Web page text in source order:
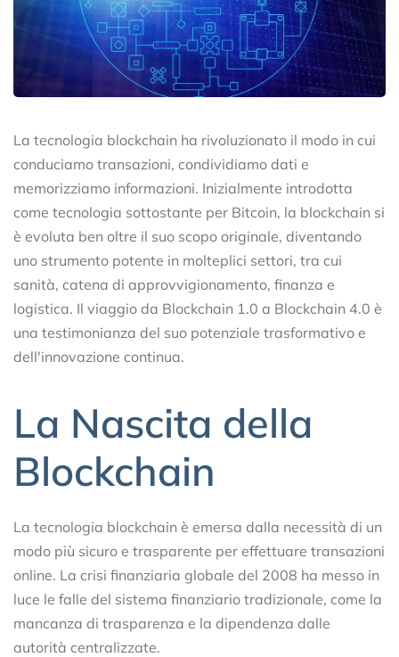
La tecnologia blockchain ha rivoluzionato il modo in cui
conduciamo transazioni, condividiamo dati e
memorizziamo informazioni. Inizialmente introdotta
come tecnologia sottostante per Bitcoin, la blockchain si
è evoluta ben oltre il suo scopo originale, diventando
uno strumento potente in molteplici settori, tra cui
sanità, catena di approvvigionamento, finanza e
logistica. Il viaggio da Blockchain 1.0 a Blockchain 4.0 è
una testimonianza del suo potenziale trasformativo e
dell'innovazione continua.
La Nascita della
Blockchain
La tecnologia blockchain è emersa dalla necessità di un
modo più sicuro e trasparente per effettuare transazioni
online. La crisi finanziaria globale del 2008 ha messo in
luce le falle del sistema finanziario tradizionale, come la
mancanza di trasparenza e la dipendenza dalle
autorità centralizzate.